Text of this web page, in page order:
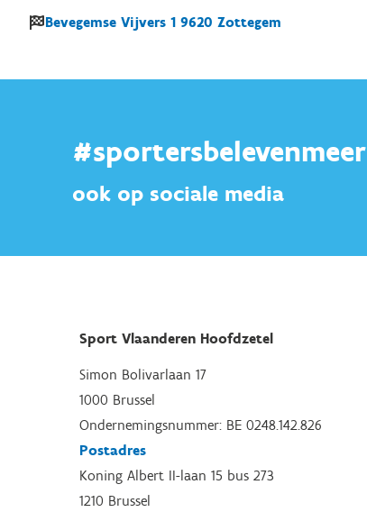
Bevegemse Vijvers 1 9620 Zottegem
#sportersbelevenmeer
ook op sociale media
Sport Vlaanderen Hoofdzetel
Simon Bolivarlaan 17
1000 Brussel
Ondernemingsnummer: BE 0248.142.826
Postadres
Koning Albert II-laan 15 bus 273
1210 Brussel